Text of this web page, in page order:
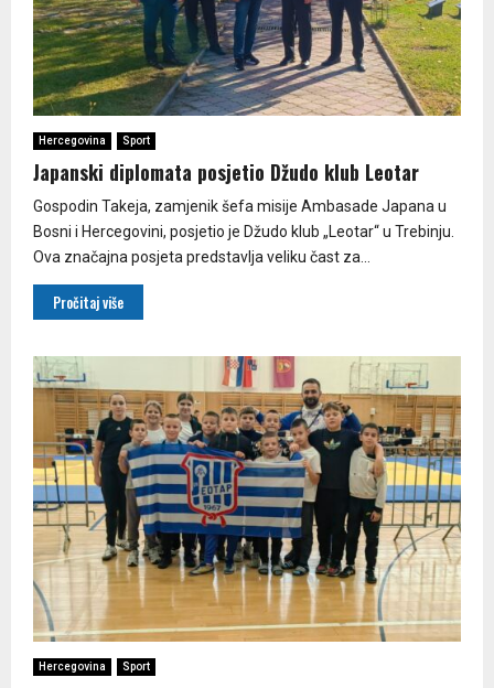
Hercegovina Sport
Japanski diplomata posjetio Džudo klub Leotar
Gospodin Takeja, zamjenik šefa misije Ambasade Japana u
Bosni i Hercegovini, posjetio je Džudo klub „Leotar“ u Trebinju.
Ova značajna posjeta predstavlja veliku čast za...
Pročitaj više
Hercegovina Sport